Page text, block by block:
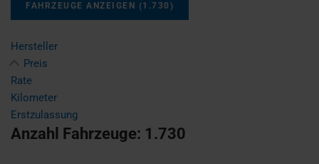
FAHRZEUGE ANZEIGEN (1.730 )
Hersteller
Preis
Rate
Kilometer
Erstzulassung
Anzahl Fahrzeuge: 1.730